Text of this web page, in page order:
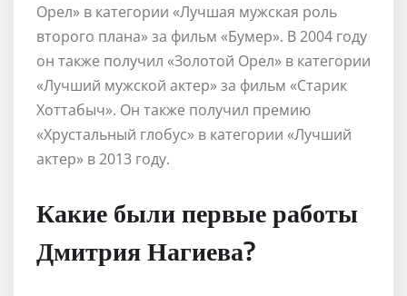
Орел» в категории «Лучшая мужская роль
второго плана» за фильм «Бумер». В 2004 году
он также получил «Золотой Орел» в категории
«Лучший мужской актер» за фильм «Старик
Хоттабыч». Он также получил премию
«Хрустальный глобус» в категории «Лучший
актер» в 2013 году.
Какие были первые работы
Дмитрия Нагиева?